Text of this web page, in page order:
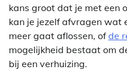
kans groot dat je met een
kan je jezelf afvragen wat
meer gaat aflossen, ofde
mogelijkheid bestaat om
bij een verhuizing.